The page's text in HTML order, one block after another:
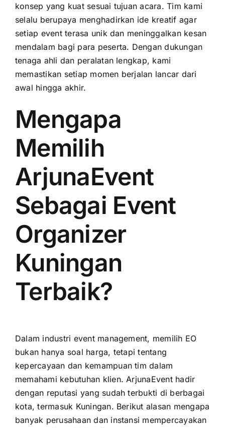
konsep yang kuat sesuai tujuan acara. Tim kami
selalu berupaya menghadirkan ide kreatif agar
setiap event terasa unik dan meninggalkan kesan
mendalam bagi para peserta. Dengan dukungan
tenaga ahli dan peralatan lengkap, kami
memastikan setiap momen berjalan lancar dari
awal hingga akhir.
Mengapa
Memilih
ArjunaEvent
Sebagai Event
Organizer
Kuningan
Terbaik?
Dalam industri event management, memilih EO
bukan hanya soal harga, tetapi tentang
kepercayaan dan kemampuan tim dalam
memahami kebutuhan klien. ArjunaEvent hadir
dengan reputasi yang sudah terbukti di berbagai
kota, termasuk Kuningan. Berikut alasan mengapa
banyak perusahaan dan instansi mempercayakan